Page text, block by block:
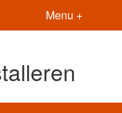
Menu +